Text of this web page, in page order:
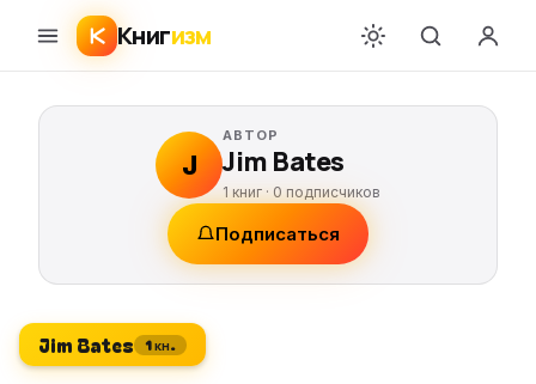
Книгизм
J
АВТОР
Jim Bates
1 книг · 0 подписчиков
Подписаться
Jim Bates 1 кн.